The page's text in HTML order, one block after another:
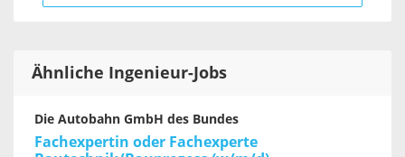
Ähnliche Ingenieur-Jobs
Die Autobahn GmbH des Bundes
Fachexpertin oder Fachexperte